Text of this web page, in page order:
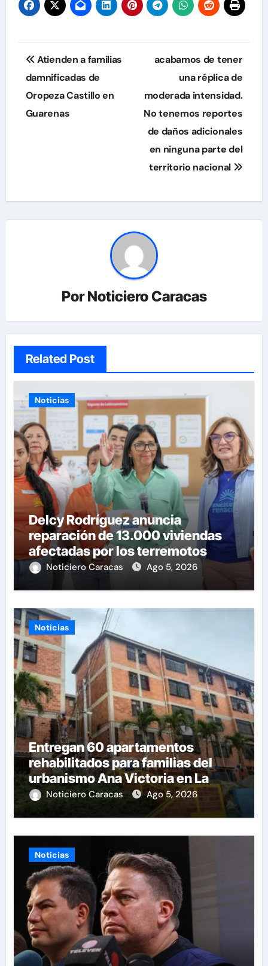
Navegación
de
entradas
Atienden a familias
damnificadas de
Oropeza Castillo en
Guarenas
acabamos de tener
una réplica de
moderada intensidad.
No tenemos reportes
de daños adicionales
en ninguna parte del
territorio nacional
PorNoticiero Caracas
Related Post
Noticias
Delcy Rodríguez anuncia
reparación de 13.000 viviendas
afectadas por los terremotos
Noticiero Caracas Ago 5, 2026
Noticias
Entregan 60 apartamentos
rehabilitados para familias del
urbanismo Ana Victoria en La
Guaira
Noticiero Caracas Ago 5, 2026
Noticias